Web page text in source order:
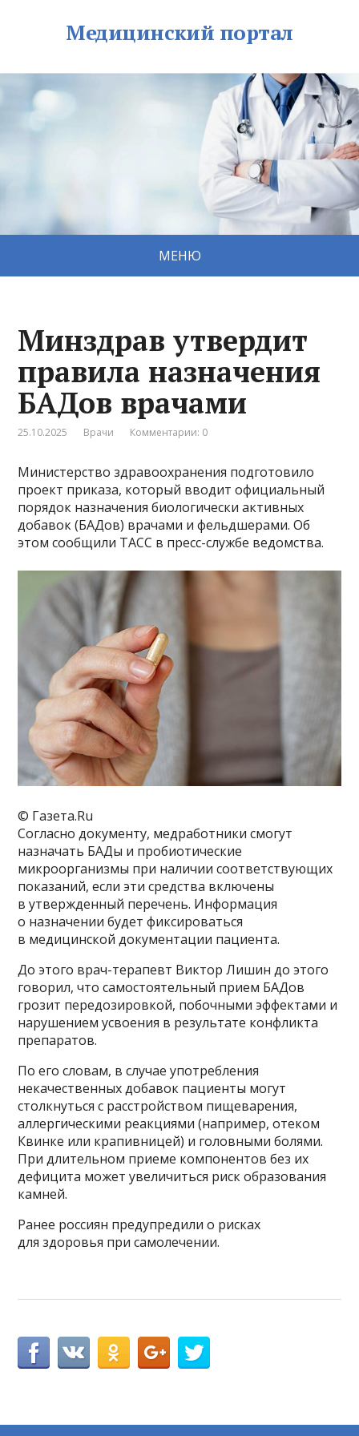
Медицинский портал
МЕНЮ
Минздрав утвердит
правила назначения
БАДов врачами
25.10.2025 Врачи Комментарии: 0
Министерство здравоохранения подготовило
проект приказа, который вводит официальный
порядок назначения биологически активных
добавок (БАДов) врачами и фельдшерами. Об
этом сообщили ТАСС в пресс-службе ведомства.
© Газета.Ru
Согласно документу, медработники смогут
назначать БАДы и пробиотические
микроорганизмы при наличии соответствующих
показаний, если эти средства включены
в утвержденный перечень. Информация
о назначении будет фиксироваться
в медицинской документации пациента.
До этого врач-терапевт Виктор Лишин до этого
говорил, что самостоятельный прием БАДов
грозит передозировкой, побочными эффектами и
нарушением усвоения в результате конфликта
препаратов.
По его словам, в случае употребления
некачественных добавок пациенты могут
столкнуться с расстройством пищеварения,
аллергическими реакциями (например, отеком
Квинке или крапивницей) и головными болями.
При длительном приеме компонентов без их
дефицита может увеличиться риск образования
камней.
Ранее россиян предупредили о рисках
для здоровья при самолечении.